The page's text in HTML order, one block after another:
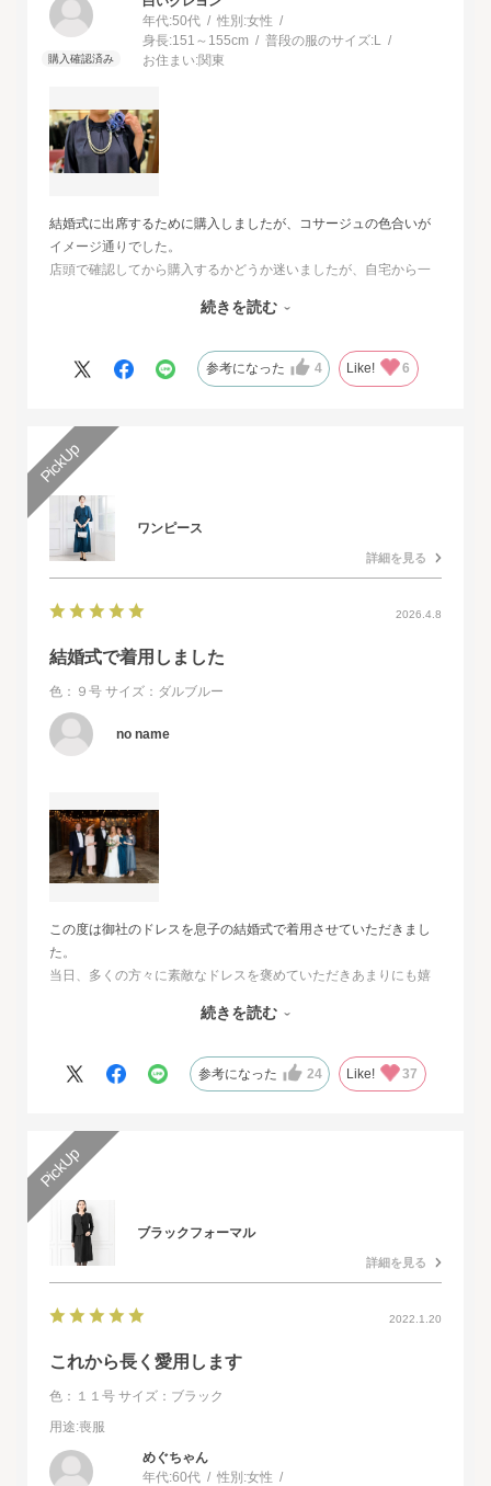
年代:50代 性別:女性
身長:151～155cm 普段の服のサイズ:L
お住まい:関東
結婚式に出席するために購入しましたが、コサージュの色合いが
イメージ通りでした。
店頭で確認してから購入するかどうか迷いましたが、自宅から一
オンラインショップは写真数が多くじっくりと検討することがで
また、購入するとすぐに届くのでとても便利だと思いました。
続きを読む
参考になった 4 Like! 6
ワンピース
詳細を見る
2026.4.8
結婚式で着用しました
色：９号 サイズ：ダルブルー
no name
この度は御社のドレスを息子の結婚式で着用させていただきまし
た。
当日、多くの方々に素敵なドレスを褒めていただきあまりにも嬉
その旨をお伝えさせていただきたいと思いました。とても素敵な
人生最高の幸せな日に華を添えていただき、心より感謝申し上げ
続きを読む
参考になった 24 Like! 37
ブラックフォーマル
詳細を見る
2022.1.20
これから長く愛用します
色：１１号 サイズ：ブラック
用途:喪服
めぐちゃん
年代:60代 性別:女性